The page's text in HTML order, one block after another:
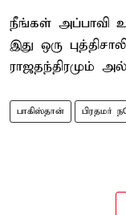
நீங்கள் அப்பாவி
இது ஒரு
ராஜதந்திரமும்
பாகிஸ்தான் பிரதமர்